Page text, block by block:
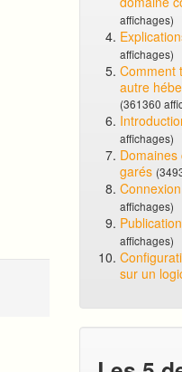
affichages)
affichages)
Comment
autre
(361360
affichages)
garés
affichages)
affichages)
sur un